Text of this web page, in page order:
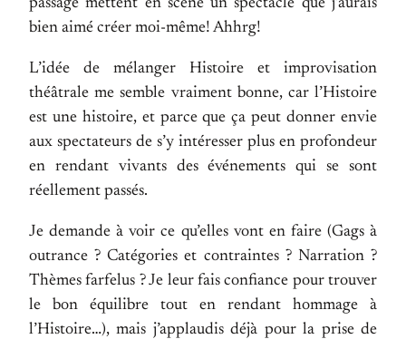
passage mettent en scène un spectacle que j’aurais
bien aimé créer moi-même! Ahhrg!
L’idée de mélanger Histoire et improvisation
théâtrale me semble vraiment bonne, car l’Histoire
est une histoire, et parce que ça peut donner envie
aux spectateurs de s’y intéresser plus en profondeur
en rendant vivants des événements qui se sont
réellement passés.
Je demande à voir ce qu’elles vont en faire (Gags à
outrance ? Catégories et contraintes ? Narration ?
Thèmes farfelus ? Je leur fais confiance pour trouver
le bon équilibre tout en rendant hommage à
l’Histoire…), mais j’applaudis déjà pour la prise de